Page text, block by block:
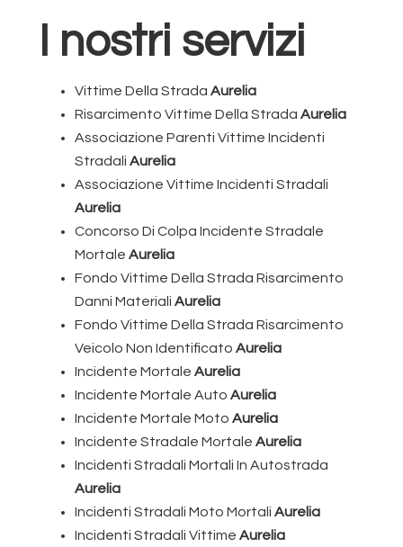
I nostri servizi
Vittime Della StradaAurelia
Risarcimento Vittime Della StradaAurelia
Associazione Parenti Vittime Incidenti
StradaliAurelia
Associazione Vittime Incidenti Stradali
Aurelia
Concorso Di Colpa Incidente Stradale
MortaleAurelia
Fondo Vittime Della Strada Risarcimento
Danni MaterialiAurelia
Fondo Vittime Della Strada Risarcimento
Veicolo Non IdentificatoAurelia
Incidente MortaleAurelia
Incidente Mortale AutoAurelia
Incidente Mortale MotoAurelia
Incidente Stradale MortaleAurelia
Incidenti Stradali Mortali In Autostrada
Aurelia
Incidenti Stradali Moto MortaliAurelia
Incidenti Stradali VittimeAurelia